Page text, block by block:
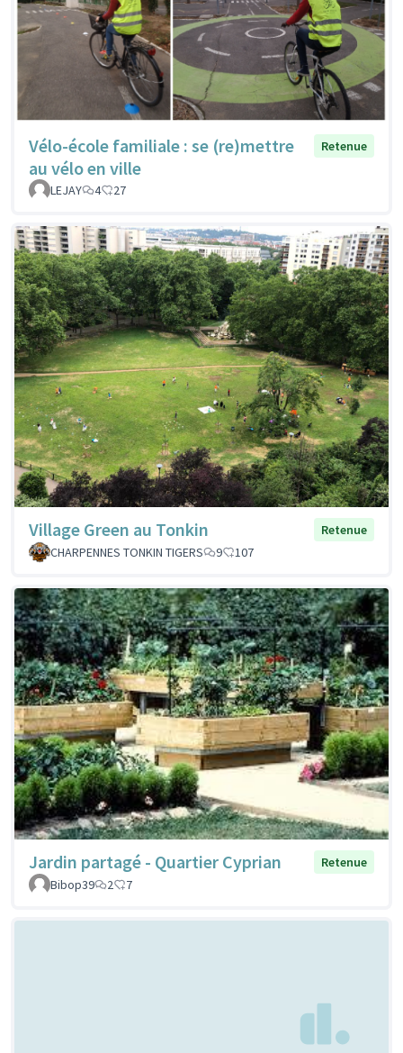
Vélo-école familiale : se (re)mettre
au vélo en ville
Retenue
LEJAY 4 27
Village Green au Tonkin
Retenue
CHARPENNES TONKIN TIGERS
9 107
Jardin partagé - Quartier Cyprian
Retenue
Bibop39
2 7